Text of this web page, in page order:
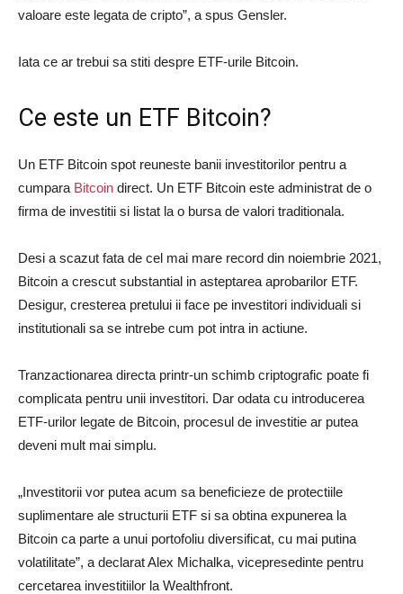
valoare este legata de cripto”, a spus Gensler.
Iata ce ar trebui sa stiti despre ETF-urile Bitcoin.
Ce este un ETF Bitcoin?
Un ETF Bitcoin spot reuneste banii investitorilor pentru a
cumpara Bitcoin direct. Un ETF Bitcoin este administrat de o
firma de investitii si listat la o bursa de valori traditionala.
Desi a scazut fata de cel mai mare record din noiembrie 2021,
Bitcoin a crescut substantial in asteptarea aprobarilor ETF.
Desigur, cresterea pretului ii face pe investitori individuali si
institutionali sa se intrebe cum pot intra in actiune.
Tranzactionarea directa printr-un schimb criptografic poate fi
complicata pentru unii investitori. Dar odata cu introducerea
ETF-urilor legate de Bitcoin, procesul de investitie ar putea
deveni mult mai simplu.
„Investitorii vor putea acum sa beneficieze de protectiile
suplimentare ale structurii ETF si sa obtina expunerea la
Bitcoin ca parte a unui portofoliu diversificat, cu mai putina
volatilitate”, a declarat Alex Michalka, vicepresedinte pentru
cercetarea investitiilor la Wealthfront.